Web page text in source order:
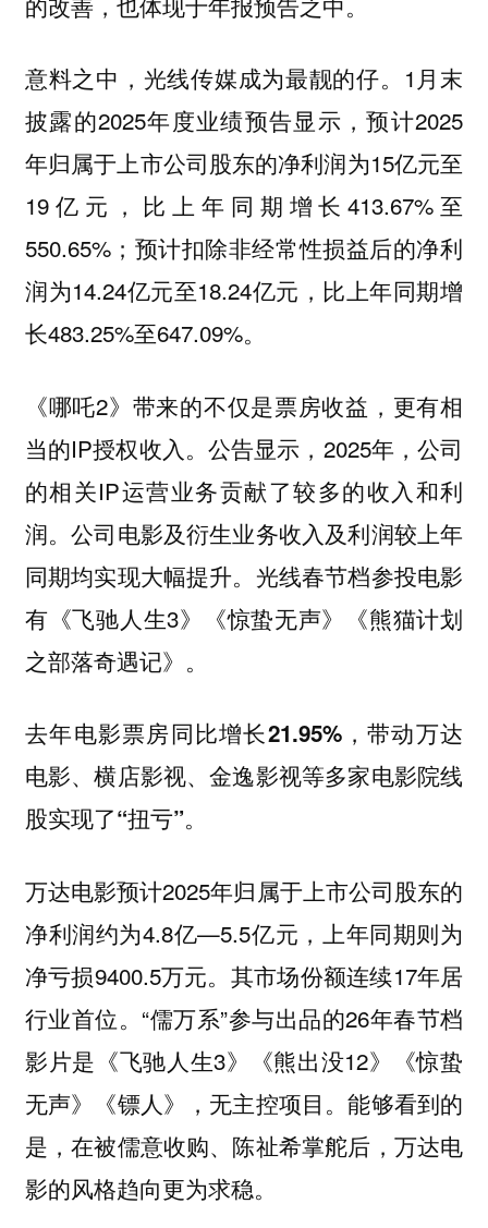
意料之中， 光线传媒成为最靓的仔。 1月末
披露的2025年度业绩预告显示，预计2025
年归属于上市公司股东的净利润为15亿元至
19亿元，比上年同期增长413.67%至
550.65%；预计扣除非经常性损益后的净利
润为14.24亿元至18.24亿元，比上年同期增
长483.25%至647.09%。
《哪吒2》带来的不仅是票房收益，更有相
当的IP授权收入。公告显示，2025年，公司
的相关IP运营业务贡献了较多的收入和利
润。公司电影及衍生业务收入及利润较上年
同期均实现大幅提升。光线春节档参投电影
有《飞驰人生3》《惊蛰无声》《熊猫计划
之部落奇遇记》。
去年电影票房同比增长21.95%，带动万达
电影、横店影视、金逸影视等多家电影院线
股实现了“扭亏”。
万达电影预计2025年归属于上市公司股东的
净利润约为4.8亿—5.5亿元，上年同期则为
净亏损9400.5万元。其市场份额连续17年居
行业首位。“儒万系”参与出品的26年春节档
影片是《飞驰人生3》《熊出没12》《惊蛰
无声》《镖人》，无主控项目。能够看到的
是，在被儒意收购、陈祉希掌舵后，万达电
影的风格趋向更为求稳。